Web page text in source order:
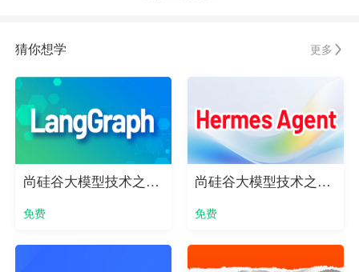
猜你想学 更多
尚硅谷大模型技术之LangGraph实战教程
免费
尚硅谷大模型技术之Hermes Agent实战教程
免费